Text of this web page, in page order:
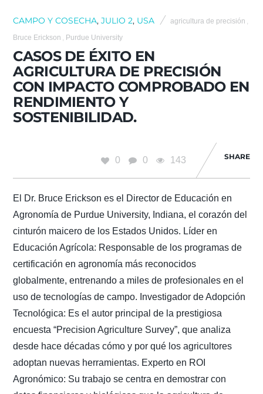
CAMPO Y COSECHA,JULIO 2, USA agricultura de precisión
Bruce Erickson Purdue University
CASOS DE ÉXITO EN
AGRICULTURA DE PRECISIÓN
CON IMPACTO COMPROBADO EN
RENDIMIENTO Y
SOSTENIBILIDAD.
0 0 143 SHARE
El Dr. Bruce Erickson es el Director de Educación en
Agronomía de Purdue University, Indiana, el corazón del
cinturón maicero de los Estados Unidos. Líder en
Educación Agrícola: Responsable de los programas de
certificación en agronomía más reconocidos
globalmente, entrenando a miles de profesionales en el
uso de tecnologías de campo. Investigador de Adopción
Tecnológica: Es el autor principal de la prestigiosa
encuesta “Precision Agriculture Survey”, que analiza
desde hace décadas cómo y por qué los agricultores
adoptan nuevas herramientas. Experto en ROI
Agronómico: Su trabajo se centra en demostrar con